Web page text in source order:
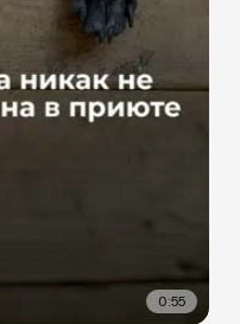
0:55